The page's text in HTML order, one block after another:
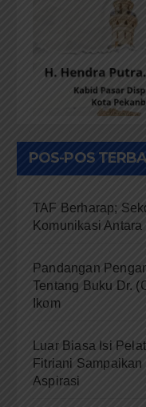
POS-POS
TAF Berharap;
Komunikasi
Pandangan
Tentang Buku Dr.
Ikom
Luar Biasa Isi
Fitriani
Aspirasi